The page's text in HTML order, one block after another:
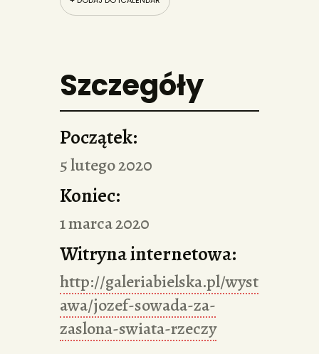
Szczegóły
Początek:
5 lutego 2020
Koniec:
1 marca 2020
Witryna internetowa:
http://galeriabielska.pl/wyst
awa/jozef-sowada-za-
zaslona-swiata-rzeczy